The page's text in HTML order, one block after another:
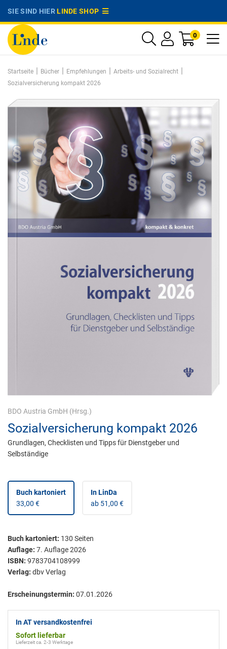
SIE SIND HIERLINDE SHOP
0
Startseite | Bücher | Empfehlungen | Arbeits- und Sozialrecht |
Sozialversicherung kompakt 2026
BDO Austria GmbH (Hrsg.)
Sozialversicherung kompakt 2026
Grundlagen, Checklisten und Tipps für Dienstgeber und
Selbständige
Buch kartoniert
33,00 €
In LinDa
ab 51,00 €
Buch kartoniert: 130 Seiten
Auflage: 7. Auflage 2026
ISBN: 9783704108999
Verlag: dbv Verlag
Erscheinungstermin: 07.01.2026
In AT versandkostenfrei
Sofort lieferbar
Lieferzeit ca. 2-3 Werktage